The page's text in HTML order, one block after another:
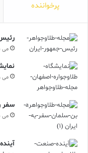
پرخواننده
می 25, 2024
می 28, 2024
سفر
می 25, 2024